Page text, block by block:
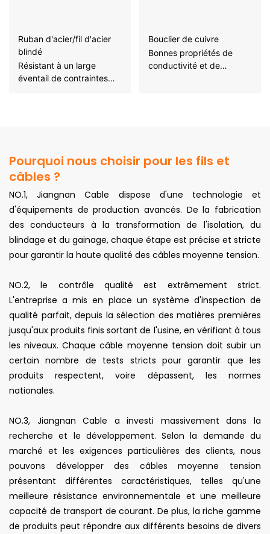
Ruban d'acier/fil d'acier
blindé
Résistant à un large
éventail de contraintes
Bouclier de cuivre
Bonnes propriétés de
conductivité et de
Pourquoi nous choisir pour les fils et
câbles ?
NO.1, Jiangnan Cable dispose d'une technologie et
d'équipements de production avancés. De la fabrication
des conducteurs à la transformation de l'isolation, du
blindage et du gainage, chaque étape est précise et stricte
pour garantir la haute qualité des câbles moyenne tension.
NO.2, le contrôle qualité est extrêmement strict.
L'entreprise a mis en place un système d'inspection de
qualité parfait, depuis la sélection des matières premières
jusqu'aux produits finis sortant de l'usine, en vérifiant à tous
les niveaux. Chaque câble moyenne tension doit subir un
certain nombre de tests stricts pour garantir que les
produits respectent, voire dépassent, les normes
nationales.
NO.3, Jiangnan Cable a investi massivement dans la
recherche et le développement. Selon la demande du
marché et les exigences particulières des clients, nous
pouvons développer des câbles moyenne tension
présentant différentes caractéristiques, telles qu'une
meilleure résistance environnementale et une meilleure
capacité de transport de courant. De plus, la riche gamme
de produits peut répondre aux différents besoins de divers